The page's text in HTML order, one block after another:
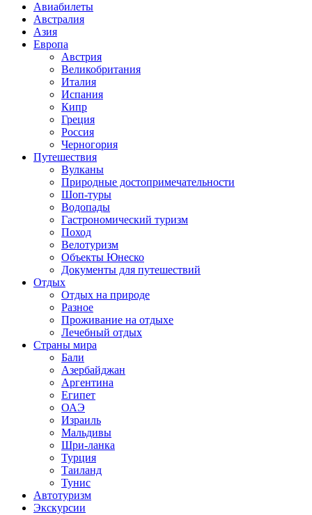
Авиабилеты
Австралия
Азия
Европа
Австрия
Великобритания
Италия
Испания
Кипр
Греция
Россия
Черногория
Путешествия
Вулканы
Природные достопримечательности
Шоп-туры
Водопады
Гастрономический туризм
Поход
Велотуризм
Объекты Юнеско
Документы для путешествий
Отдых
Отдых на природе
Разное
Проживание на отдыхе
Лечебный отдых
Страны мира
Бали
Азербайджан
Аргентина
Египет
ОАЭ
Израиль
Мальдивы
Шри-ланка
Турция
Таиланд
Тунис
Автотуризм
Экскурсии